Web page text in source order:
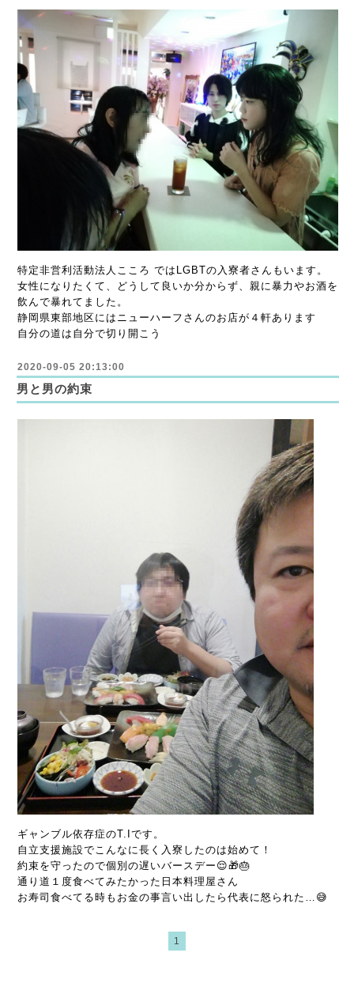
特定非営利活動法人こころ ではLGBTの入寮者さんもいます。
女性になりたくて、どうして良いか分からず、親に暴力やお酒を
飲んで暴れてました。
静岡県東部地区にはニューハーフさんのお店が４軒あります
自分の道は自分で切り開こう
2020-09-05 20:13:00
男と男の約束
ギャンブル依存症のT.Iです。
自立支援施設でこんなに長く入寮したのは始めて！
約束を守ったので個別の遅いバースデー😌🎁🎂
通り道１度食べてみたかった日本料理屋さん
お寿司食べてる時もお金の事言い出したら代表に怒られた…😅
1